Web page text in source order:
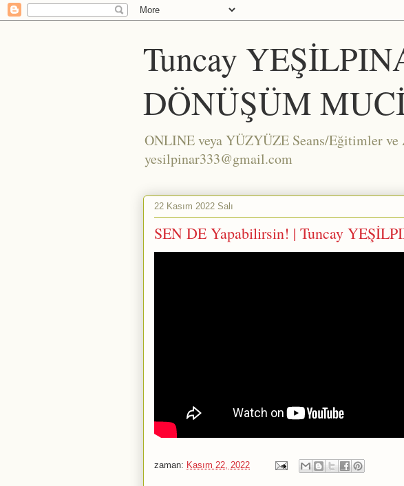
Tuncay
DÖNÜŞÜM
ONLINE veya YÜZYÜZE Seans/Eğitimler
yesilpinar333@gmail.com
22 Kasım 2022 Salı
SEN DE Yapabilirsin! | Tuncay
zaman: Kasım 22, 2022